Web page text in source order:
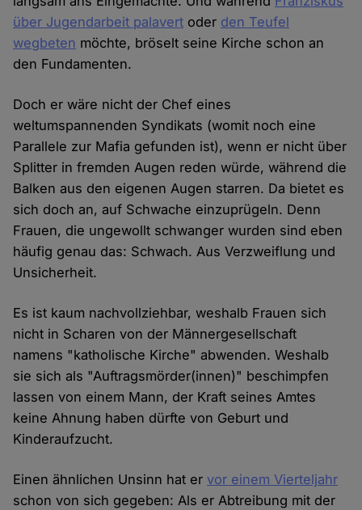
über Jugendarbeit palavert oder den Teufel
wegbeten möchte, bröselt seine Kirche schon an
den Fundamenten.
Doch er wäre nicht der Chef eines
weltumspannenden Syndikats (womit noch eine
Parallele zur Mafia gefunden ist), wenn er nicht über
Splitter in fremden Augen reden würde, während die
Balken aus den eigenen Augen starren. Da bietet es
sich doch an, auf Schwache einzuprügeln. Denn
Frauen, die ungewollt schwanger wurden sind eben
häufig genau das: Schwach. Aus Verzweiflung und
Unsicherheit.
Es ist kaum nachvollziehbar, weshalb Frauen sich
nicht in Scharen von der Männergesellschaft
namens "katholische Kirche" abwenden. Weshalb
sie sich als "Auftragsmörder(innen)" beschimpfen
lassen von einem Mann, der Kraft seines Amtes
keine Ahnung haben dürfte von Geburt und
Kinderaufzucht.
Einen ähnlichen Unsinn hat ervor einem Vierteljahr
schon von sich gegeben: Als er Abtreibung mit der